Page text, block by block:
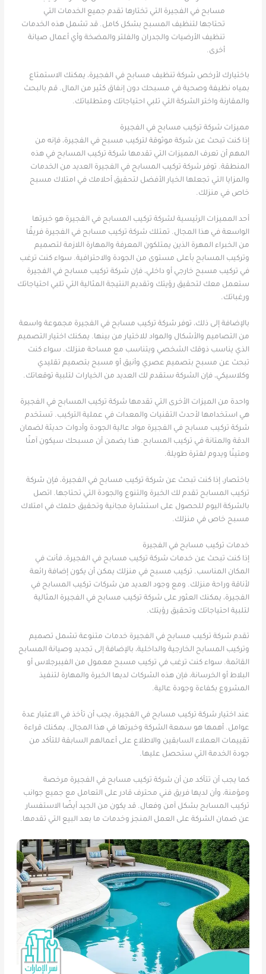
مسابح في الفجيرة التي تختارها تقدم جميع الخدمات التي
تحتاجها لتنظيف المسبح بشكل كامل. قد تشمل هذه الخدمات
تنظيف الأرضيات والجدران والفلتر والمضخة وأي أعمال صيانة
أخرى.
باختيارك لأرخص شركة تنظيف مسابح في الفجيرة، يمكنك الاستمتاع
بمياه نظيفة وصحية في مسبحك دون إنفاق كثير من المال. قم بالبحث
والمقارنة واختر الشركة التي تلبي احتياجاتك ومتطلباتك.
مميزات شركة تركيب مسابح في الفجيرة
إذا كنت تبحث عن شركة موثوقة لتركيب مسبح في الفجيرة، فإنه من
المهم أن تعرف المميزات التي تقدمها شركة تركيب المسابح في هذه
المنطقة. توفر شركة تركيب المسابح في الفجيرة العديد من الخدمات
والمزايا التي تجعلها الخيار الأفضل لتحقيق أحلامك في امتلاك مسبح
خاص في منزلك.
أحد المميزات الرئيسية لشركة تركيب المسابح في الفجيرة هو خبرتها
الواسعة في هذا المجال. تمتلك شركة تركيب مسابح في الفجيرة فريقًا
من الخبراء المهرة الذين يمتلكون المعرفة والمهارة اللازمة لتصميم
وتركيب المسابح بأعلى مستوى من الجودة والاحترافية. سواء كنت ترغب
في تركيب مسبح خارجي أو داخلي، فإن شركة تركيب مسابح في الفجيرة
ستعمل معك لتحقيق رؤيتك وتقديم النتيجة المثالية التي تلبي احتياجاتك
ورغباتك.
بالإضافة إلى ذلك، توفر شركة تركيب مسابح في الفجيرة مجموعة واسعة
من التصاميم والأشكال والمواد للاختيار من بينها. يمكنك اختيار التصميم
الذي يناسب ذوقك الشخصي ويتناسب مع مساحة منزلك. سواء كنت
تبحث عن مسبح بتصميم عصري وأنيق أو مسبح بتصميم تقليدي
وكلاسيكي، فإن الشركة ستقدم لك العديد من الخيارات لتلبية توقعاتك.
واحدة من الميزات الأخرى التي تقدمها شركة تركيب المسابح في الفجيرة
هي استخدامها لأحدث التقنيات والمعدات في عملية التركيب. تستخدم
شركة تركيب مسابح في الفجيرة مواد عالية الجودة وأدوات حديثة لضمان
الدقة والمتانة في تركيب المسابح. هذا يضمن أن مسبحك سيكون آمنًا
ومتينًا ويدوم لفترة طويلة.
باختصار، إذا كنت تبحث عن شركة تركيب مسابح في الفجيرة، فإن شركة
تركيب المسابح تقدم لك الخبرة والتنوع والجودة التي تحتاجها. اتصل
بالشركة اليوم للحصول على استشارة مجانية وتحقيق حلمك في امتلاك
مسبح خاص في منزلك.
خدمات تركيب مسابح في الفجيرة
إذا كنت تبحث عن خدمات شركة تركيب مسابح في الفجيرة، فأنت في
المكان المناسب. تركيب مسبح في منزلك يمكن أن يكون إضافة رائعة
لأناقة وراحة منزلك. ومع وجود العديد من شركات تركيب المسابح في
الفجيرة، يمكنك العثور على شركة تركيب مسابح في الفجيرة المثالية
لتلبية احتياجاتك وتحقيق رؤيتك.
تقدم شركة تركيب مسابح في الفجيرة خدمات متنوعة تشمل تصميم
وتركيب المسابح الخارجية والداخلية، بالإضافة إلى تجديد وصيانة المسابح
القائمة. سواء كنت ترغب في تركيب مسبح معمول من الفيبرجلاس أو
البلاط أو الخرسانة، فإن هذه الشركات لديها الخبرة والمهارة لتنفيذ
المشروع بكفاءة وجودة عالية.
عند اختيار شركة تركيب مسابح في الفجيرة، يجب أن تأخذ في الاعتبار عدة
عوامل. أهمها هو سمعة الشركة وخبرتها في هذا المجال. يمكنك قراءة
تقييمات العملاء السابقين والاطلاع على أعمالهم السابقة للتأكد من
جودة الخدمة التي ستحصل عليها.
كما يجب أن تتأكد من أن شركة تركيب مسابح في الفجيرة مرخصة
ومؤمنة، وأن لديها فريق فني محترف قادر على التعامل مع جميع جوانب
تركيب المسابح بشكل آمن وفعال. قد يكون من الجيد أيضًا الاستفسار
عن ضمان الشركة على العمل المنجز وخدمات ما بعد البيع التي تقدمها.